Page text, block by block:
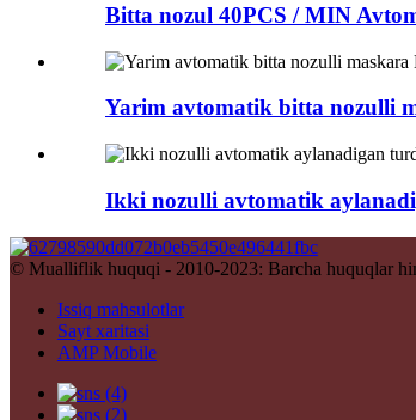
Bitta nozul 40PCS / MIN
Yarim avtomatik bitta nozulli
Ikki nozulli avtomatik
© Mualliflik huquqi - 2010-2023: Barcha huquqlar
Issiq mahsulotlar
Sayt xaritasi
AMP Mobile